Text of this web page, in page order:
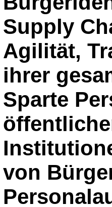
Supply
Agilität,
ihrer
Sparte
von